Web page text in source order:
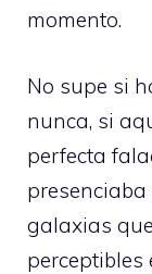
momento.
No supe si
nunca, si
perfecta
galaxias